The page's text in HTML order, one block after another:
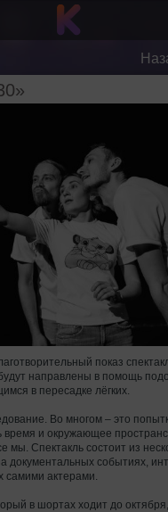
показ
направлены в помощь
в пересадке лёгких.
Во многом – это
время и окружающее
мы. Спектакль состоит из
документальных событиях,
самими актерами.
в шортах ходит до